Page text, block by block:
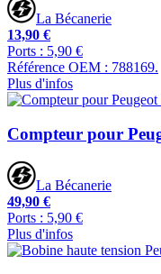
La Bécanerie
13,90 €
Ports : 5,90 €
Référence OEM : 788169.
Plus d'infos
Compteur pour
La Bécanerie
49,90 €
Ports : 5,90 €
Plus d'infos